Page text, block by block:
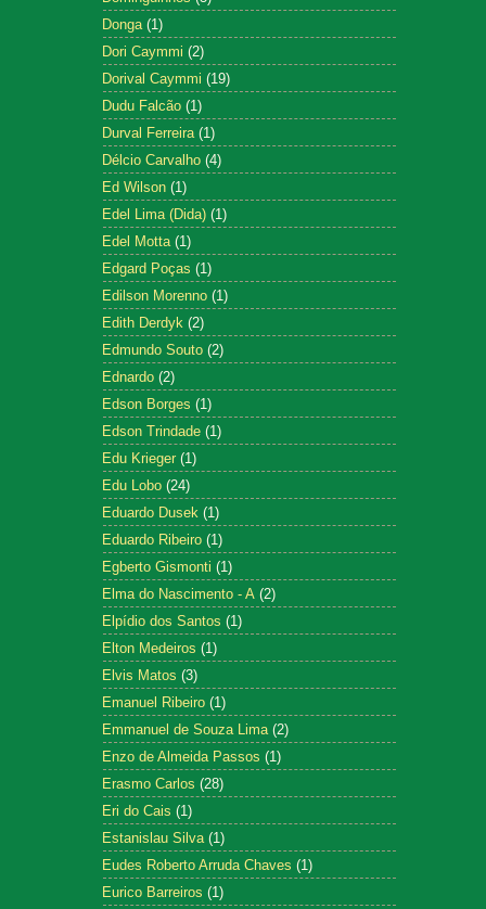
Donga (1)
Dori Caymmi (2)
Dorival Caymmi (19)
Dudu Falcão (1)
Durval Ferreira (1)
Délcio Carvalho (4)
Ed Wilson (1)
Edel Lima (Dida) (1)
Edel Motta (1)
Edgard Poças (1)
Edilson Morenno (1)
Edith Derdyk (2)
Edmundo Souto (2)
Ednardo (2)
Edson Borges (1)
Edson Trindade (1)
Edu Krieger (1)
Edu Lobo (24)
Eduardo Dusek (1)
Eduardo Ribeiro (1)
Egberto Gismonti (1)
Elma do Nascimento - A (2)
Elpídio dos Santos (1)
Elton Medeiros (1)
Elvis Matos (3)
Emanuel Ribeiro (1)
Emmanuel de Souza Lima (2)
Enzo de Almeida Passos (1)
Erasmo Carlos (28)
Eri do Cais (1)
Estanislau Silva (1)
Eudes Roberto Arruda Chaves (1)
Eurico Barreiros (1)